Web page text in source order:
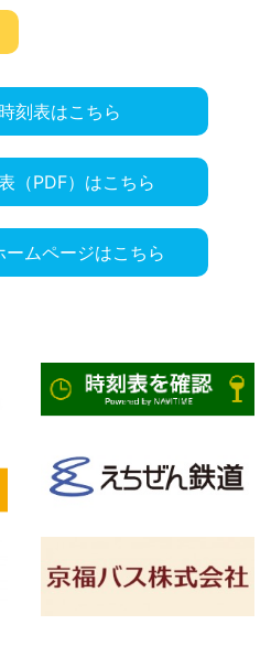
刻表はこちら
（PDF）はこちら
ームページはこちら